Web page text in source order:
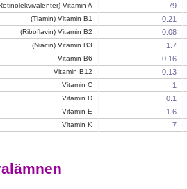
Vitamin A 79
(Tiamin) Vitamin B1 0.21
(Riboflavin) Vitamin B2 0.08
(Niacin) Vitamin B3 1.7
Vitamin B6 0.16
Vitamin B12 0.13
Vitamin C 1
Vitamin D 0.1
Vitamin E 1.6
Vitamin K 7